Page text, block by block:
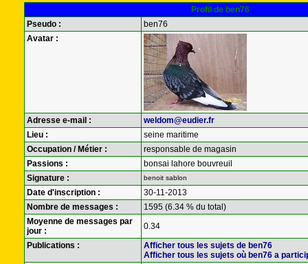
Profil de ben76
Pseudo :
ben76
Avatar :
Adresse e-mail :
weldom@eudier.fr
Lieu :
seine maritime
Occupation / Métier :
responsable de magasin
Passions :
bonsai lahore bouvreuil
Signature :
benoit sablon
Date d'inscription :
30-11-2013
Nombre de messages :
1595 (6.34 % du total)
Moyenne de messages par
jour :
0.34
Publications :
Afficher tous les sujets de ben76
Afficher tous les sujets où ben76 a